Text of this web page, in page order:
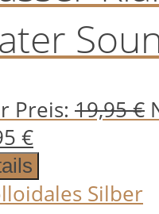
Preis: 19,95€
€Aktueller
ist: